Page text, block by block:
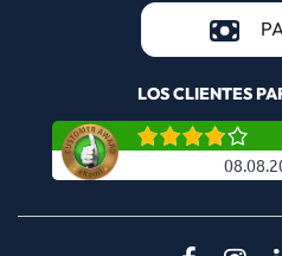
LOS CLIENTES